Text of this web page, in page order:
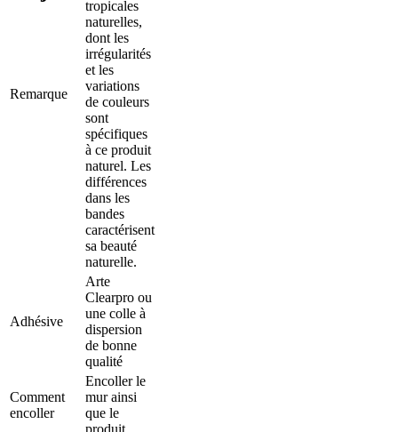
Remarque
tropicales
naturelles,
dont les
irrégularités
et les
variations
de couleurs
sont
spécifiques
à ce produit
naturel. Les
différences
dans les
bandes
caractérisent
sa beauté
naturelle.
Adhésive
Arte
Clearpro ou
une colle à
dispersion
de bonne
qualité
Comment
encoller
Encoller le
mur ainsi
que le